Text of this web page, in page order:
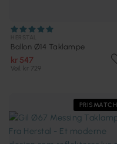
Ballon Ø14 Taklampe
kr 547
Veil. kr 729
PRISMATCH